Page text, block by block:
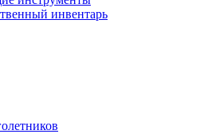
инвентарь